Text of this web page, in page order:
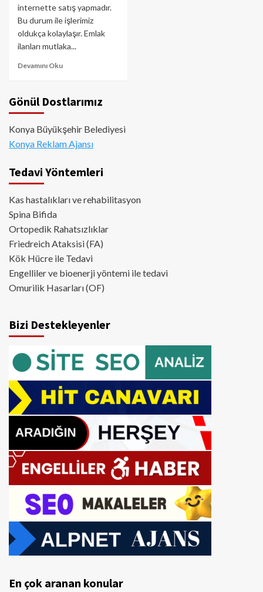
internette satış yapmadır.
Bu durum ile işlerimiz
oldukça kolaylaşır. Emlak
ilanları mutlaka...
Devamını Oku
Gönül Dostlarımız
Konya Büyükşehir Belediyesi
Konya Reklam Ajansı
Tedavi Yöntemleri
Kas hastalıkları ve rehabilitasyon
Spina Bifida
Ortopedik Rahatsızlıklar
Friedreich Ataksisi (FA)
Kök Hücre ile Tedavi
Engelliler ve bioenerji yöntemi ile tedavi
Omurilik Hasarları (OF)
Bizi Destekleyenler
En çok aranan konular